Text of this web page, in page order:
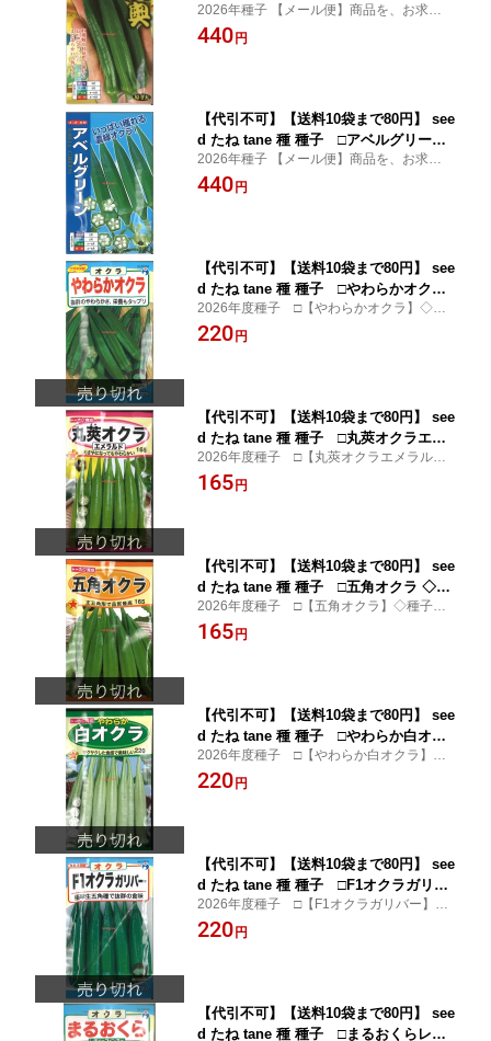
子種子 オクラ 種大奥オクラ種子種子 オ
クラ 種 seed たね tane 種 種子大奥オク
2026年種子 【メール便】商品を、お求めに
なる前に、必ず注意事項をお読みくださ
い。
440円
【代引不可】【送料10袋まで80円】 see
d たね tane 種 種子 □アベルグリーン
オクラ ◇種子種子 オクラ 種アベルグリ
ーンオクラ種子種子 オクラ 種 seed た
2026年種子 【メール便】商品を、お求めに
なる前に、必ず注意事項をお読みくださ
い。
440円
【代引不可】【送料10袋まで80円】 see
d たね tane 種 種子 □やわらかオクラ
◇種子種子 オクラ 種種子 ウタネやわら
かオクラ種子種子 オクラ 種種子 ウタネ
2026年度種子 □【やわらかオクラ】◇種
子種 tane タネ 種子 タネ オクラの種種 tane
タネやわらかオクラ種子種 tane タネ 種子
220円
【代引不可】【送料10袋まで80円】 see
d たね tane 種 種子 □丸莢オクラエメ
ラルド ◇種子種子 オクラ 種丸莢オクラ
エメラルド種子種子 オクラ 種 seed た
2026年度種子 □【丸莢オクラエメラル
ド】◇種子種 tane タネ 種子 タネ オクラの
種種 tane タネ丸莢オクラエメラルド種子種
165円
【代引不可】【送料10袋まで80円】 see
d たね tane 種 種子 □五角オクラ ◇種
子種子 オクラ 種五角オクラ種子種子 オ
クラ 種 seed たね tane 種 種子五角オク
2026年度種子 □【五角オクラ】◇種子種 t
ane タネ 種子 タネ オクラの種種 tane タネ
五角オクラ種子種 tane タネ 種子 タネ オク
165円
【代引不可】【送料10袋まで80円】 see
d たね tane 種 種子 □やわらか白オク
ラ ◇種子種子 オクラ 種やわらか白オク
ラ種子種子 オクラ 種 seed たね tane 種
2026年度種子 □【やわらか白オクラ】◇
種子種 tane タネ 種子 タネ オクラの種種 ta
ne タネやわらか白オクラ種子種 tane タネ
220円
【代引不可】【送料10袋まで80円】 see
d たね tane 種 種子 □F1オクラガリバ
ー ◇種子種子 オクラ 種種子 ウタネF1
オクラガリバー種子種子 オクラ 種種子
2026年度種子 □【F1オクラガリバー】◇
種子種 tane タネ 種子 タネ オクラの種種 ta
ne タネF1オクラガリバー種子種 tane タネ
220円
【代引不可】【送料10袋まで80円】 see
d たね tane 種 種子 □まるおくらレデ